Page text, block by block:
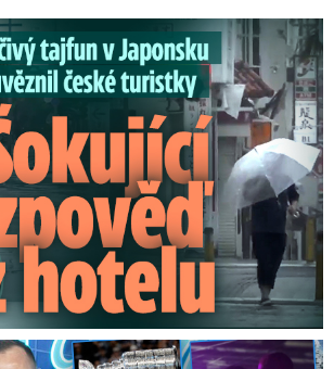
české turistky: Šokující zpověď
obvinění z nevěry: Reakce manželky!